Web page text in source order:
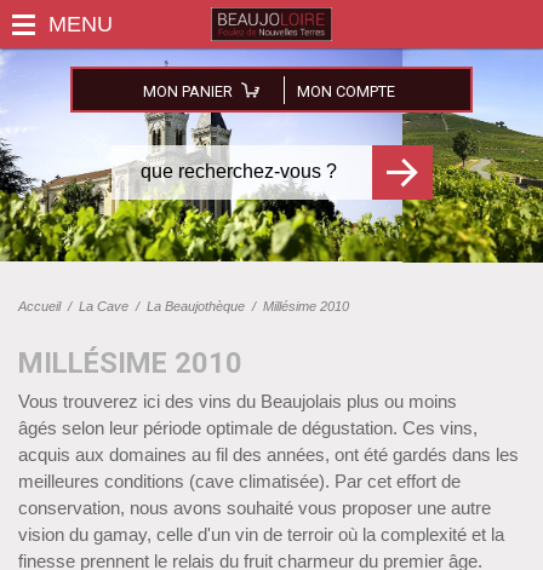
MON PANIER MON COMPTE
Accueil/ La Cave / La Beaujothèque / Millésime 2010
MILLÉSIME 2010
Vous trouverez ici des vins du Beaujolais plus ou moins
âgés selon leur période optimale de dégustation. Ces vins,
acquis aux domaines au fil des années, ont été gardés dans les
meilleures conditions (cave climatisée). Par cet effort de
conservation, nous avons souhaité vous proposer une autre
vision du gamay, celle d'un vin de terroir où la complexité et la
finesse prennent le relais du fruit charmeur du premier âge.